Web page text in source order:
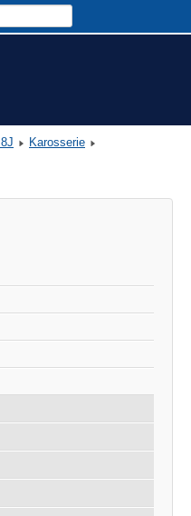
Karosserie